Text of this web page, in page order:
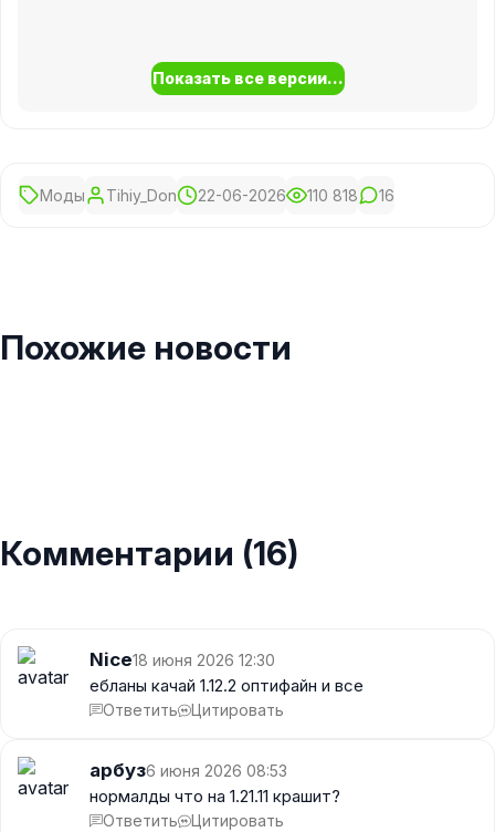
Показать все версии...
Моды Tihiy_Don 22-06-2026 110 818 16
Похожие новости
Комментарии (16)
Nice18 июня 2026 12:30
ебланы качай 1.12.2 оптифайн и все
Ответить Цитировать
арбуз6 июня 2026 08:53
нормалды что на 1.21.11 крашит?
Ответить Цитировать